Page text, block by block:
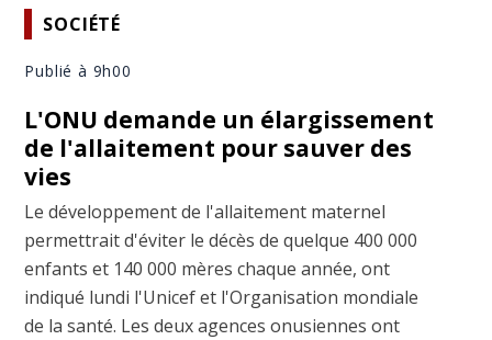
SOCIÉTÉ
Publié à 9h00
L'ONU demande un élargissement
de l'allaitement pour sauver des
vies
Le développement de l'allaitement maternel
permettrait d'éviter le décès de quelque 400 000
enfants et 140 000 mères chaque année, ont
indiqué lundi l'Unicef et l'Organisation mondiale
de la santé. Les deux agences onusiennes ont